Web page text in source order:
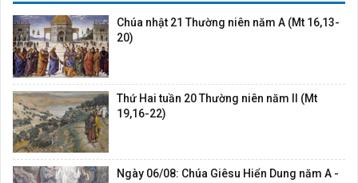
Chúa nhật 21 Thường niên năm A (Mt 16,13-
20)
Thứ Hai tuần 20 Thường niên năm II (Mt
19,16-22)
Ngày 06/08: Chúa Giêsu Hiển Dung năm A -